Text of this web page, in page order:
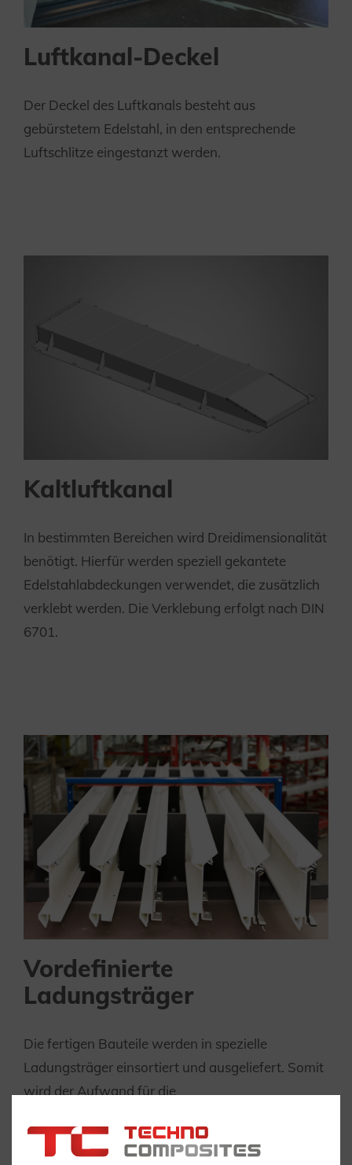
Luftkanal-Deckel
Der Deckel des Luftkanals besteht aus
gebürstetem Edelstahl, in den entsprechende
Luftschlitze eingestanzt werden.
Kaltluftkanal
In bestimmten Bereichen wird Dreidimensionalität
benötigt. Hierfür werden speziell gekantete
Edelstahlabdeckungen verwendet, die zusätzlich
verklebt werden. Die Verklebung erfolgt nach DIN
6701.
Vordefinierte
Ladungsträger
Die fertigen Bauteile werden in spezielle
Ladungsträger einsortiert und ausgeliefert. Somit
wird der Aufwand für die
auf Kundenseite minimiert.